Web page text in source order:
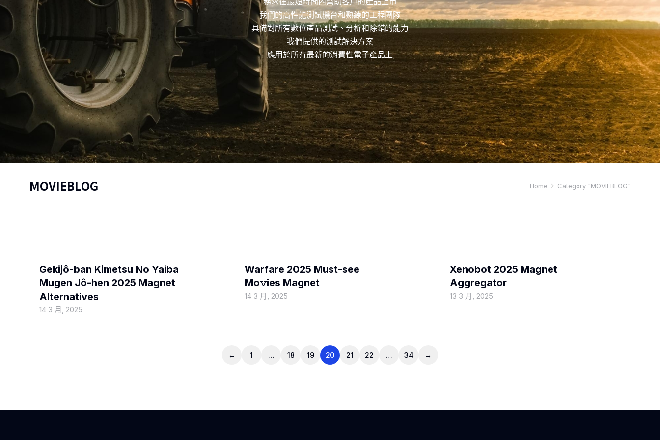
我們的高性能測試機台和熟練的工程團隊
具備對所有數位產品測試、分析和除錯的能力
我們提供的測試解決方案
應用於所有最新的消費性電子產品上
MOVIEBLOG Home Category "MOVIEBLOG"
Gekijô-ban Kimetsu No Yaiba
Mugen Jô-hen 2025 Magnet
Alternatives
14 3 月, 2025
Warfare 2025 Must-see
Mo𝚟ies Magnet
14 3 月, 2025
Xenobot 2025 Magnet
Aggregator
13 3 月, 2025
← 1 … 18 19 20 21 22 … 34 →